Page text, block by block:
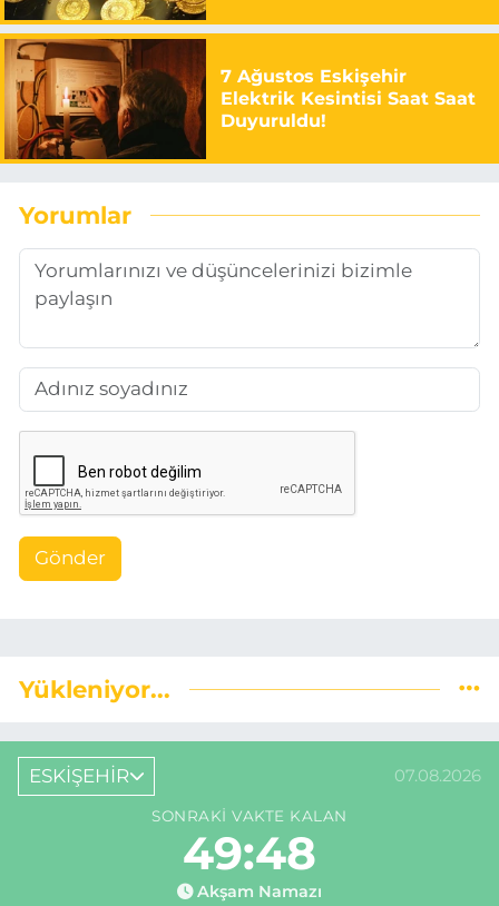
7 Ağustos Eskişehir
Elektrik Kesintisi Saat Saat
Duyuruldu!
Yorumlar
Gönder
Yükleniyor...
ESKİŞEHİR 07.08.2026
SONRAKI VAKTE KALAN
49:47
Akşam Namazı